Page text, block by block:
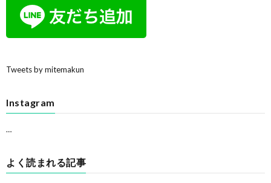
Tweets by mitemakun
Instagram
…
よく読まれる記事